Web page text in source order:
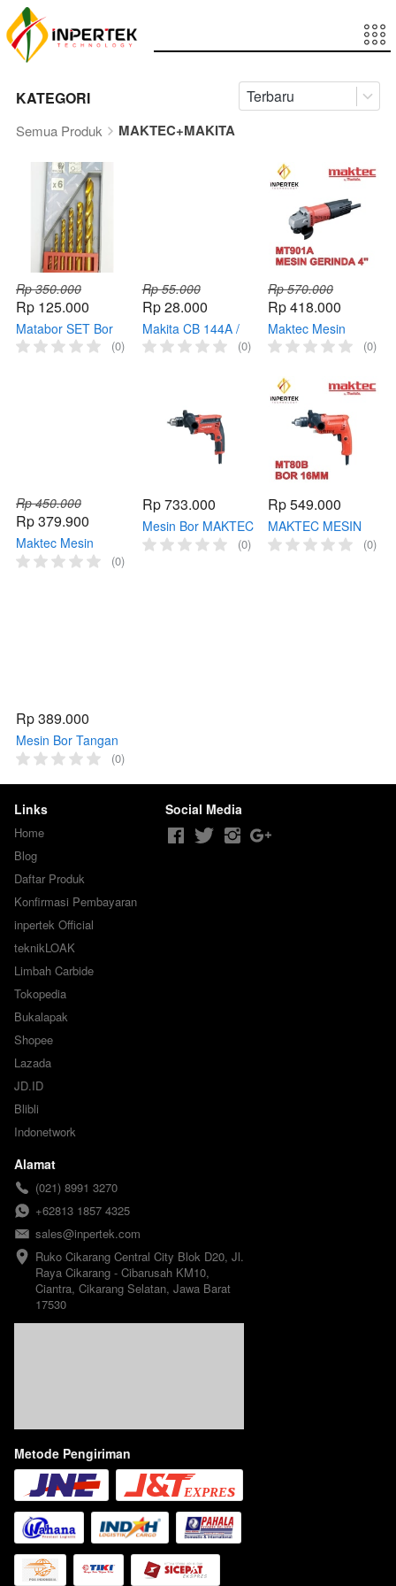
KATEGORI Terbaru
Semua Produk MAKTEC+MAKITA
Rp 350.000
Rp 125.000
Matabor SET Bor
Makita 6pcs Drill
(0)
Rp 55.000
Rp 28.000
Makita CB 144A /
Carbon Brush /
(0)
Rp 570.000
Rp 418.000
Maktec Mesin
Gerinda MT91A 4
Tangan
(0)
Rp 450.000
Rp 379.900
Maktec Mesin
Gerinda MT90 4
(0)
Rp 733.000
Mesin Bor MAKTEC
MT 817 Bor Impact
(0)
Rp 549.000
MAKTEC MESIN
BOR MT80 B BOR
(0)
Rp 389.000
Mesin Bor Tangan
Maktec MT60 | Bor
(0)
Links
Home
Blog
Daftar Produk
Konfirmasi Pembayaran
inpertek Official
teknikLOAK
Limbah Carbide
Tokopedia
Bukalapak
Shopee
Lazada
JD.ID
Blibli
Indonetwork
Social Media
Alamat
(021) 8991 3270
+62813 1857 4325
sales@inpertek.com
Ruko Cikarang Central City Blok D20, Jl.
Raya Cikarang - Cibarusah KM10,
Ciantra, Cikarang Selatan, Jawa Barat
17530
Metode Pengiriman